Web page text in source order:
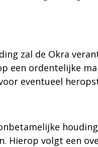
zal de Okra
een ordentelijke
eventueel
Hierop volgt een